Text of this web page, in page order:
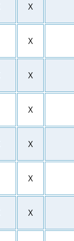
X
X
X
X
X
X
X